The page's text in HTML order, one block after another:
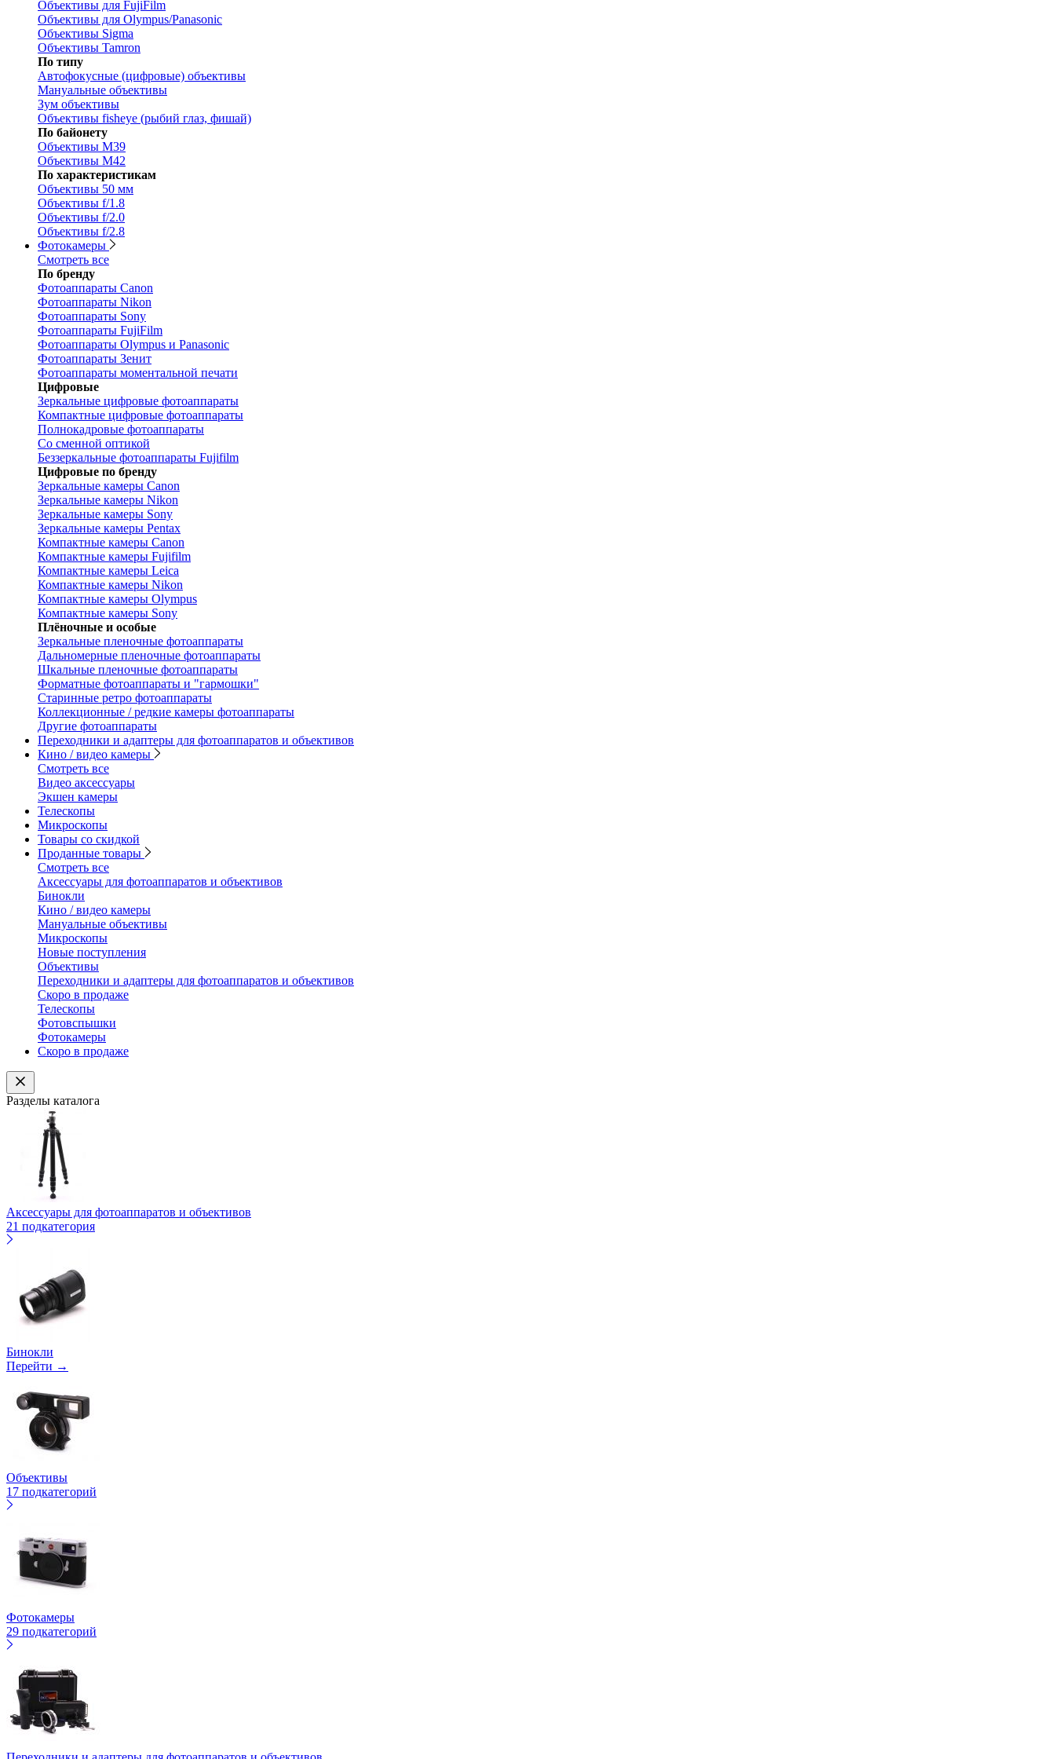
Объективы для FujiFilm
Объективы для Olympus/Panasonic
Объективы Sigma
Объективы Tamron
По типу
Автофокусные (цифровые) объективы
Мануальные объективы
Зум объективы
Объективы fisheye (рыбий глаз, фишай)
По байонету
Объективы M39
Объективы M42
По характеристикам
Объективы 50 мм
Объективы f/1.8
Объективы f/2.0
Объективы f/2.8
Фотокамеры
Смотреть все
По бренду
Фотоаппараты Canon
Фотоаппараты Nikon
Фотоаппараты Sony
Фотоаппараты FujiFilm
Фотоаппараты Olympus и Panasonic
Фотоаппараты Зенит
Фотоаппараты моментальной печати
Цифровые
Зеркальные цифровые фотоаппараты
Компактные цифровые фотоаппараты
Полнокадровые фотоаппараты
Со сменной оптикой
Беззеркальные фотоаппараты Fujifilm
Цифровые по бренду
Зеркальные камеры Canon
Зеркальные камеры Nikon
Зеркальные камеры Sony
Зеркальные камеры Pentax
Компактные камеры Canon
Компактные камеры Fujifilm
Компактные камеры Leica
Компактные камеры Nikon
Компактные камеры Olympus
Компактные камеры Sony
Плёночные и особые
Зеркальные пленочные фотоаппараты
Дальномерные пленочные фотоаппараты
Шкальные пленочные фотоаппараты
Форматные фотоаппараты и "гармошки"
Старинные ретро фотоаппараты
Коллекционные / редкие камеры фотоаппараты
Другие фотоаппараты
Переходники и адаптеры для фотоаппаратов и объективов
Кино / видео камеры
Смотреть все
Видео аксессуары
Экшен камеры
Телескопы
Микроскопы
Товары со скидкой
Проданные товары
Смотреть все
Аксессуары для фотоаппаратов и объективов
Бинокли
Кино / видео камеры
Мануальные объективы
Микроскопы
Новые поступления
Объективы
Переходники и адаптеры для фотоаппаратов и объективов
Скоро в продаже
Телескопы
Фотовспышки
Фотокамеры
Скоро в продаже
Разделы каталога
Аксессуары для фотоаппаратов и объективов
21 подкатегория
Бинокли
Перейти →
Объективы
17 подкатегорий
Фотокамеры
29 подкатегорий